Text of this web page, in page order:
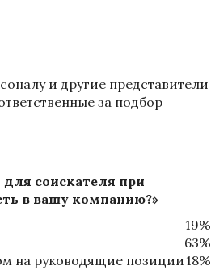
и другие представители
за подбор
соискателя при
в вашу компанию?»
19%
63%
на руководящие позиции 18%